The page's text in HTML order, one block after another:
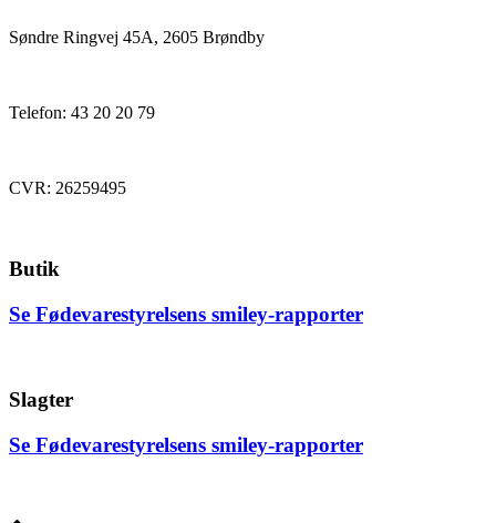
Søndre Ringvej 45A, 2605 Brøndby
Telefon: 43 20 20 79
CVR: 26259495
Butik
Se Fødevarestyrelsens smiley-rapporter
Slagter
Se Fødevarestyrelsens smiley-rapporter